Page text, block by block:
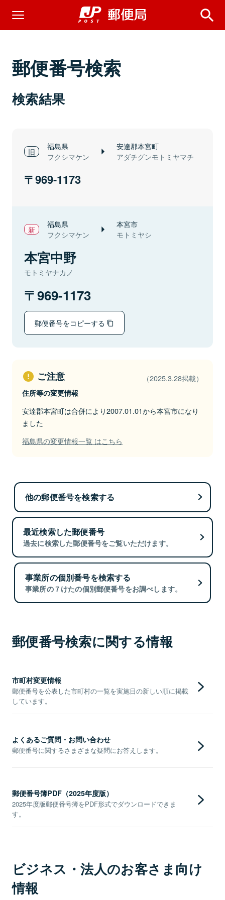
郵便番号検索
検索結果
福島県
フクシマケン
安達郡本宮町
アダチグンモトミヤマチ
969-1173
福島県
フクシマケン
本宮市
モトミヤシ
本宮中野
モトミヤナカノ
969-1173
郵便番号をコピーする
ご注意 （2025.3.28掲載）
住所等の変更情報
安達郡本宮町は合併により2007.01.01から本宮市になり
ました
福島県の変更情報一覧 はこちら
他の郵便番号を検索する
最近検索した郵便番号
過去に検索した郵便番号をご覧いただけます。
事業所の個別番号を検索する
事業所の７けたの個別郵便番号をお調べします。
郵便番号検索に関する情報
市町村変更情報
郵便番号を公表した市町村の一覧を実施日の新しい順に掲載
しています。
よくあるご質問・お問い合わせ
郵便番号に関するさまざまな疑問にお答えします。
郵便番号簿PDF（2025年度版）
2025年度版郵便番号簿をPDF形式でダウンロードできま
す。
ビジネス・法人のお客さま向け
情報